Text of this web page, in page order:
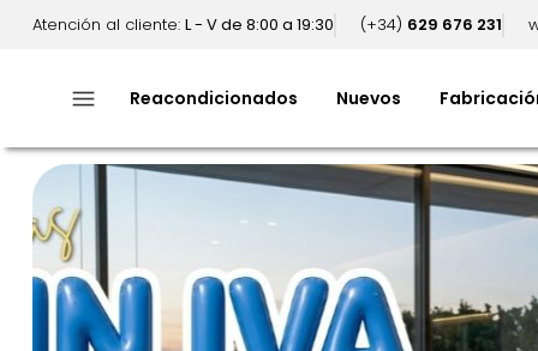
Atención al cliente: L - V de 8:00 a 19:30 (+34) 629 676 231
menu Reacondicionados Nuevos